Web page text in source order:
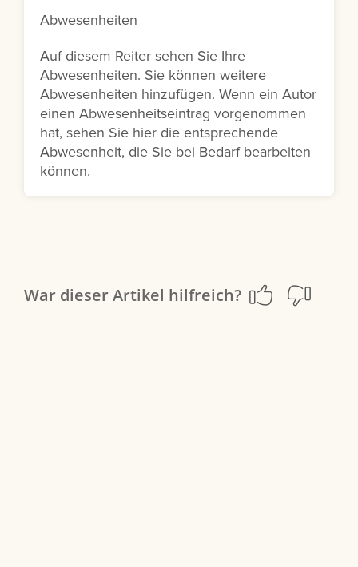
Abwesenheiten
Auf diesem Reiter sehen Sie Ihre
Abwesenheiten. Sie können weitere
Abwesenheiten hinzufügen. Wenn ein Autor
einen Abwesenheitseintrag vorgenommen
hat, sehen Sie hier die entsprechende
Abwesenheit, die Sie bei Bedarf bearbeiten
können.
War dieser Artikel hilfreich?